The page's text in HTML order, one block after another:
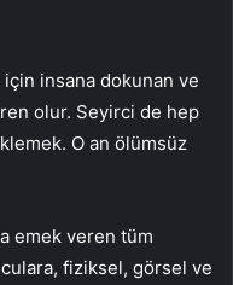
insana dokunan ve
olur. Seyirci de hep
O an ölümsüz
emek veren tüm
fiziksel, görsel ve